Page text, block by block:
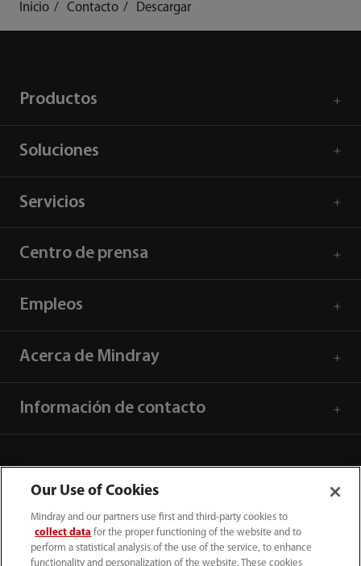
Inicio Contacto Descargar
Productos
Soluciones
Servicios
Centro de prensa
Empleos
Acerca de Mindray
Información de contacto
Our Use of Cookies
Mindray and our partners use first and third-party cookies to
collect data for the proper functioning of the website and to
perform a statistical analysis of the use of the service, to enhance
functionality and personalization of the website. These cookies